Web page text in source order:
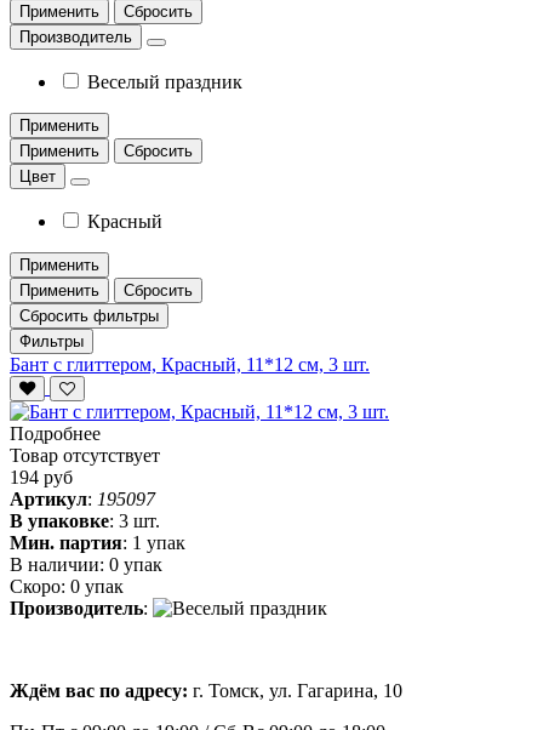
Применить
Сбросить
Производитель
Веселый праздник
Применить
Применить
Сбросить
Цвет
Красный
Применить
Применить
Сбросить
Сбросить фильтры
Фильтры
Бант с глиттером, Красный, 11*12 см, 3 шт.
Подробнее
Товар отсутствует
194 руб
Артикул: 195097
В упаковке: 3 шт.
Мин. партия: 1 упак
В наличии: 0 упак
Скоро: 0 упак
Производитель:
Ждём вас по адресу: г. Томск, ул. Гагарина, 10